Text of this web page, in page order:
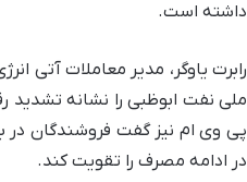
داشته است.
رابرت یاوگر، مدیر معاملات
ملی نفت ابوظبی را نشانه تشدید
پی وی ام نیز گفت فروشندگان در
در ادامه مصرف را تقویت کند.